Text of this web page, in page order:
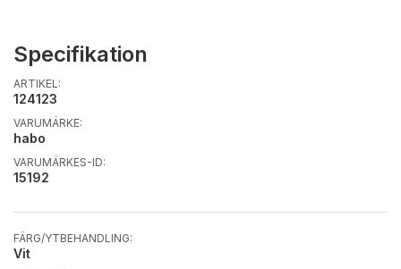
Specifikation
ARTIKEL:
124123
VARUMÄRKE:
habo
VARUMÄRKES-ID:
15192
FÄRG/YTBEHANDLING:
Vit